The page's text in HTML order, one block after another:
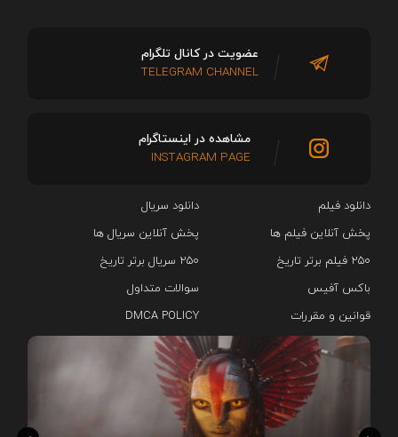
دانلود فیلم
دانلود سریال‌
پخش آنلاین فیلم ها
پخش آنلاین سریال ها
۲۵۰ فیلم برتر تاریخ
۲۵۰ سریال برتر تاریخ
باکس آفیس
سوالات متداول
قوانین و مقررات
DMCA POLICY
عضویت در کانال تلگرام
TELEGRAM CHANNEL
مشاهده در اینستاگرام
INSTAGRAM PAGE